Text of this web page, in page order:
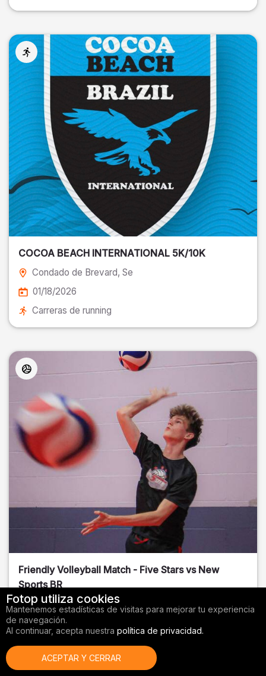
COCOA BEACH INTERNATIONAL 5K/10K
Condado de Brevard, Se
01/18/2026
Carreras de running
Friendly Volleyball Match - Five Stars vs New
Sports BR
Orange County, FL
01/14/2026
Fotop utiliza cookies
Mantenemos estadísticas de visitas para mejorar tu experiencia
de navegación.
Al continuar, acepta nuestra política de privacidad.
ACEPTAR Y CERRAR